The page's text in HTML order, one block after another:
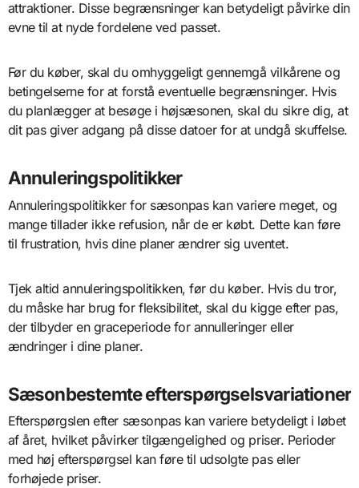
attraktioner. Disse begrænsninger kan betydeligt påvirke din
evne til at nyde fordelene ved passet.
Før du køber, skal du omhyggeligt gennemgå vilkårene og
betingelserne for at forstå eventuelle begrænsninger. Hvis
du planlægger at besøge i højsæsonen, skal du sikre dig, at
dit pas giver adgang på disse datoer for at undgå skuffelse.
Annuleringspolitikker
Annuleringspolitikker for sæsonpas kan variere meget, og
mange tillader ikke refusion, når de er købt. Dette kan føre
til frustration, hvis dine planer ændrer sig uventet.
Tjek altid annuleringspolitikken, før du køber. Hvis du tror,
du måske har brug for fleksibilitet, skal du kigge efter pas,
der tilbyder en graceperiode for annulleringer eller
ændringer i dine planer.
Sæsonbestemte efterspørgselsvariationer
Efterspørgslen efter sæsonpas kan variere betydeligt i løbet
af året, hvilket påvirker tilgængelighed og priser. Perioder
med høj efterspørgsel kan føre til udsolgte pas eller
forhøjede priser.